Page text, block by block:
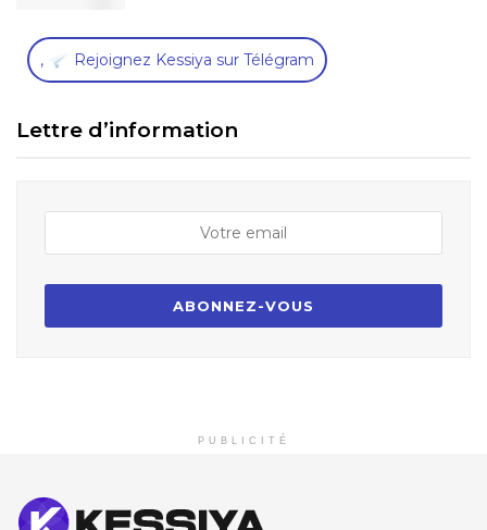
, Rejoignez Kessiya sur Télégram
Lettre d’information
PUBLICITÉ